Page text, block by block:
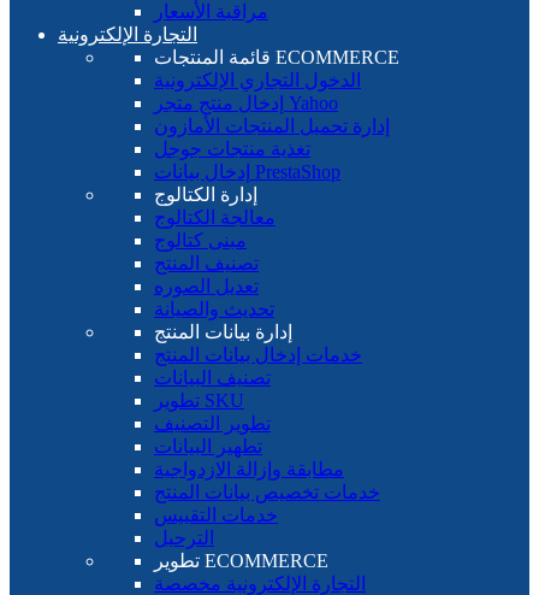
مراقبة الأسعار
التجارة الإلكترونية
قائمة المنتجات ECOMMERCE
الدخول التجاري الإلكترونية
إدخال منتج متجر Yahoo
إدارة تحميل المنتجات الأمازون
تغذية منتجات جوجل
إدخال بيانات PrestaShop
إدارة الكتالوج
معالجة الكتالوج
مبنى كتالوج
تصنيف المنتج
تعديل الصوره
تحديث والصيانة
إدارة بيانات المنتج
خدمات إدخال بيانات المنتج
تصنيف البيانات
تطوير SKU
تطوير التصنيف
تطهير البيانات
مطابقة وإزالة الازدواجية
خدمات تخصيص بيانات المنتج
خدمات التقييس
الترحيل
تطوير ECOMMERCE
التجارة الإلكترونية مخصصة